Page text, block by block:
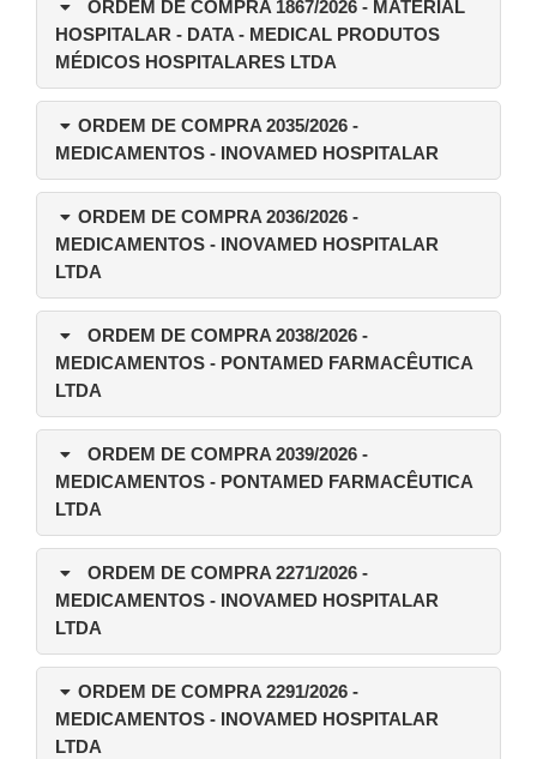
ORDEM DE COMPRA 1867/2026 - MATERIAL
HOSPITALAR - DATA - MEDICAL PRODUTOS
MÉDICOS HOSPITALARES LTDA
ORDEM DE COMPRA 2035/2026 -
MEDICAMENTOS - INOVAMED HOSPITALAR
ORDEM DE COMPRA 2036/2026 -
MEDICAMENTOS - INOVAMED HOSPITALAR
LTDA
ORDEM DE COMPRA 2038/2026 -
MEDICAMENTOS - PONTAMED FARMACÊUTICA
LTDA
ORDEM DE COMPRA 2039/2026 -
MEDICAMENTOS - PONTAMED FARMACÊUTICA
LTDA
ORDEM DE COMPRA 2271/2026 -
MEDICAMENTOS - INOVAMED HOSPITALAR
LTDA
ORDEM DE COMPRA 2291/2026 -
MEDICAMENTOS - INOVAMED HOSPITALAR
LTDA